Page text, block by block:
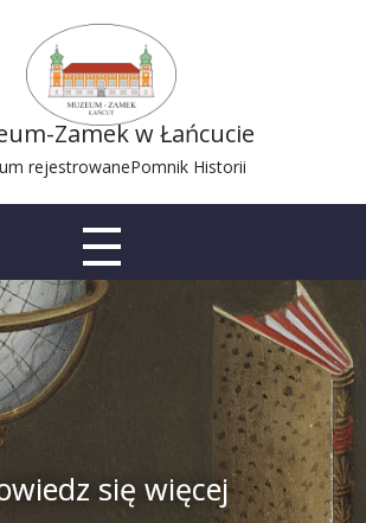
Zamek w Łańcucie
rejestrowanePomnik Historii
się więcej